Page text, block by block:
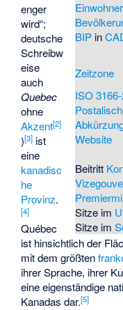
Einwohner
BIPin
Zeitzone
ISO
Website
Beitritt
Sitze im
Sitze im
enger
wird“;
deutsche
Schreibw
eise
auch
Quebec
ohne
Akzent[2]
)[3] ist
eine
kanadisc
he
Provinz.
[4]
Québec
ist hinsichtlich der
mit dem größten
ihrer Sprache, ihrer
eine eigenständige
Kanadas dar.[5]